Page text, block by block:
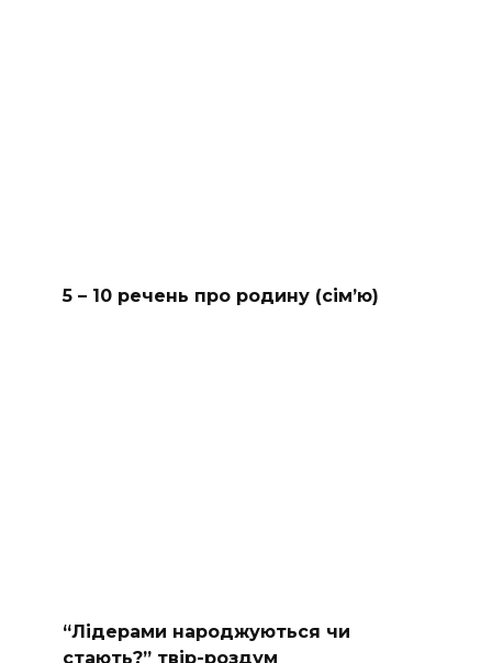
5 – 10 речень про родину (сімʼю)
“Лідерами народжуються чи
стають?” твір-роздум